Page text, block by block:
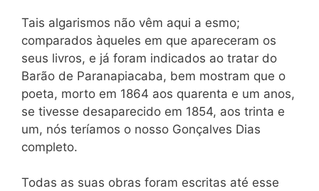
Tais algarismos não vêm aqui a esmo;
comparados àqueles em que apareceram os
seus livros, e já foram indicados ao tratar do
Barão de Paranapiacaba, bem mostram que o
poeta, morto em 1864 aos quarenta e um anos,
se tivesse desaparecido em 1854, aos trinta e
um, nós teríamos o nosso Gonçalves Dias
completo.
Todas as suas obras foram escritas até esse